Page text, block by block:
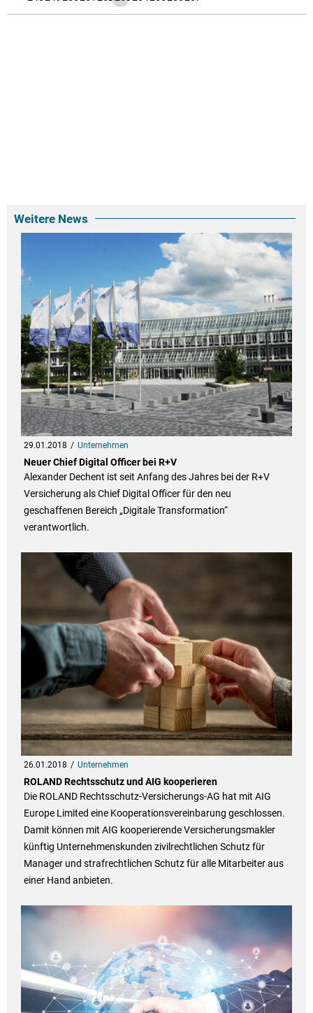
Weitere News
29.01.2018 Unternehmen
Neuer Chief Digital Officer bei R+V
Alexander Dechent ist seit Anfang des Jahres bei der R+V
Versicherung als Chief Digital Officer für den neu
geschaffenen Bereich „Digitale Transformation“
verantwortlich.
26.01.2018 Unternehmen
ROLAND Rechtsschutz und AIG kooperieren
Die ROLAND Rechtsschutz-Versicherungs-AG hat mit AIG
Europe Limited eine Kooperationsvereinbarung geschlossen.
Damit können mit AIG kooperierende Versicherungsmakler
künftig Unternehmenskunden zivilrechtlichen Schutz für
Manager und strafrechtlichen Schutz für alle Mitarbeiter aus
einer Hand anbieten.